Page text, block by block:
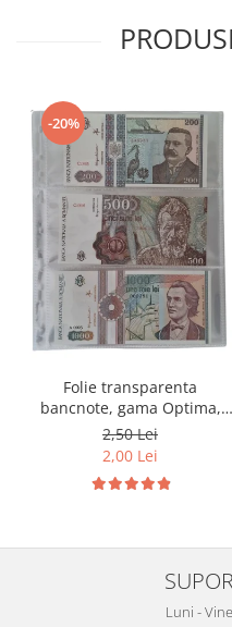
-20%
Folie transparenta
bancnote, gama Optima,
cod SH252, 3
compartimente
2,50 Lei
2,00 Lei
Luni -